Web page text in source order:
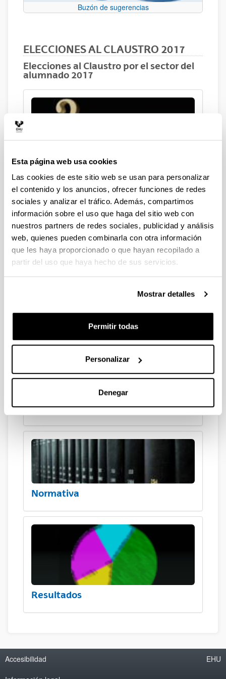
Esta página web usa cookies
Las cookies de este sitio web se usan para personalizar
el contenido y los anuncios, ofrecer funciones de redes
sociales y analizar el tráfico. Además, compartimos
información sobre el uso que haga del sitio web con
nuestros partners de redes sociales, publicidad y análisis
web, quienes pueden combinarla con otra información
que les haya proporcionado o que hayan recopilado a
partir del uso que haya hecho de sus servicios.
Mostrar detalles
Permitir todas
Personalizar
Denegar
Buzón de sugerencias
ELECCIONES AL CLAUSTRO 2017
Elecciones al Claustro por el sector del
alumnado 2017
Calendario
Candidaturas
Comisión Electoral General
Normativa
Resultados
Accesibilidad EHU